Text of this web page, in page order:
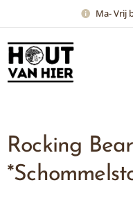
Ma- Vrij
Rocking